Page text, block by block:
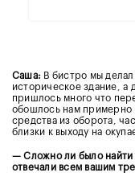
Саша: В бистро мы
историческое здание, а
пришлось много что
обошлось нам примерно
средства из оборота,
близки к выходу на
— Сложно ли было
отвечали всем вашим